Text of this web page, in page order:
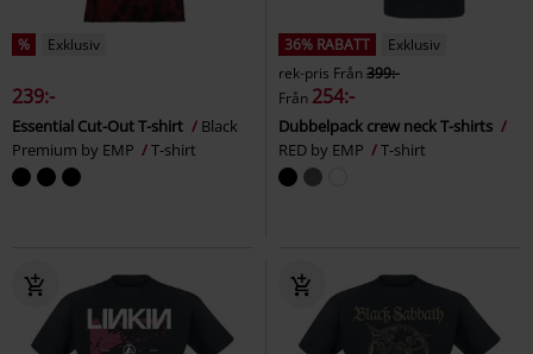
% Exklusiv
239:-
Essential Cut-Out T-shirt
Black
Premium by EMP
T-shirt
36% RABATT
Exklusiv
rek-pris Från399:-
Från 254:-
Dubbelpack crew neck T-shirts
RED by EMP
T-shirt